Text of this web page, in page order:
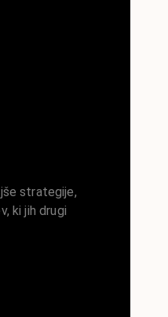
strategije,
ki jih drugi